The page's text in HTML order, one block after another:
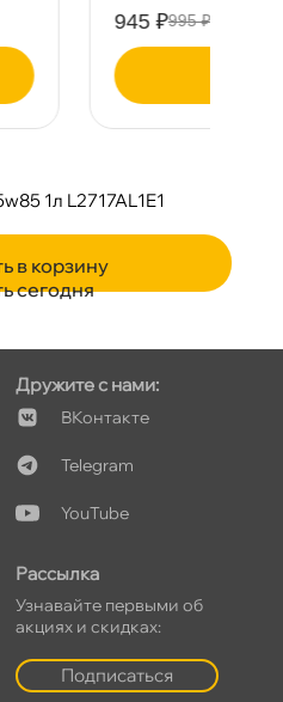
1л L2717AL1E1
в корзину
сегодня
Дружите с нами:
Контакте
Telegram
YouTube
Рассылка
Узнавайте первыми о
акциях и скидках:
Подписаться